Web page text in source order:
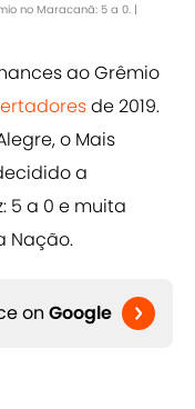
no Maracanã: 5 a 0. |
ao Grêmio
de 2019.
o Mais
a
5 a 0 e muita
Nação.
on Google